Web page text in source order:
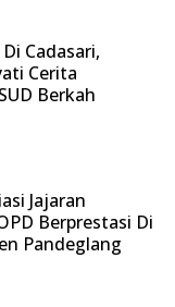
Cadasari,
Cerita
Berkah
Jajaran
Berprestasi Di
Pandeglang